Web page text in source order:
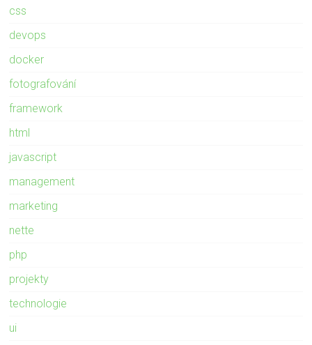
css
devops
docker
fotografování
framework
html
javascript
management
marketing
nette
php
projekty
technologie
ui